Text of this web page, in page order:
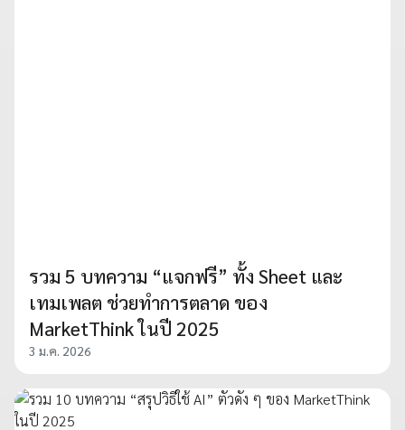
รวม 5 บทความ “แจกฟรี” ทั้ง Sheet และ
เทมเพลต ช่วยทำการตลาด ของ
MarketThink ในปี 2025
3 ม.ค. 2026